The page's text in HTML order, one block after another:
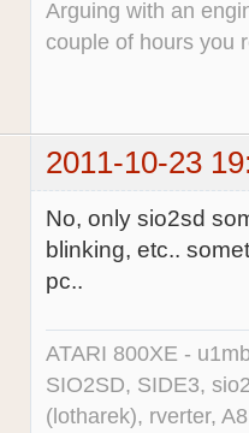
Arguing with an
couple of hours you
2011-10-23
No, only sio2sd
blinking, etc..
pc..
ATARI 800XE -
SIO2SD, SIDE3,
(lotharek), rverter,